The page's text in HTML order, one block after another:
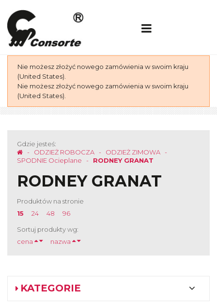
Nie możesz złożyć nowego zamówienia w swoim kraju
(United States).
Nie możesz złożyć nowego zamówienia w swoim kraju
(United States).
Gdzie jesteś:
ODZIEŻ ROBOCZA
ODZIEŻ ZIMOWA
SPODNIE Ocieplane
RODNEY GRANAT
RODNEY GRANAT
Produktów na stronie
15
24 48 96
Sortuj produkty wg:
cena
nazwa
KATEGORIE